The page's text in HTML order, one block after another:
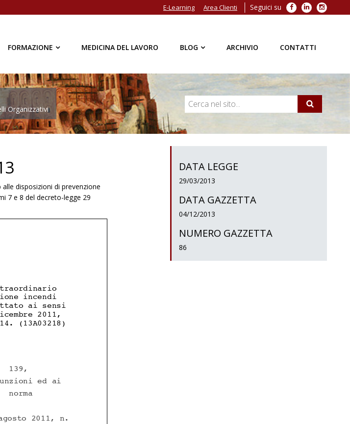
Seguici su Facebook
LinkedIn
E-Learning Area Clienti
FORMAZIONE MEDICINA DEL LAVORO BLOG ARCHIVIO CONTATTI
Organizzativi
disposizioni di prevenzione
7 e 8 del decreto-legge 29
DATA LEGGE
29/03/2013
DATA GAZZETTA
04/12/2013
NUMERO GAZZETTA
86